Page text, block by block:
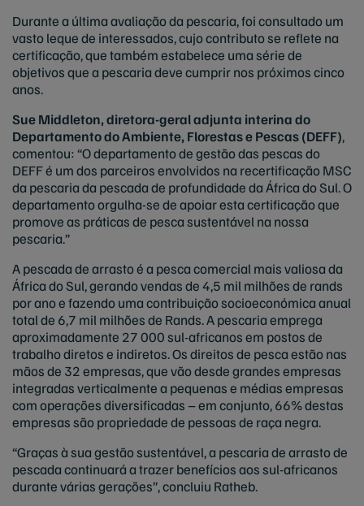
Durante a última avaliação da pescaria, foi consultado um
vasto leque de interessados, cujo contributo se reflete na
certificação, que também estabelece uma série de
objetivos que a pescaria deve cumprir nos próximos cinco
anos.
Sue Middleton, diretora-geral adjunta interina do
Departamento do Ambiente, Florestas e Pescas (DEFF),
comentou: “O departamento de gestão das pescas do
DEFF é um dos parceiros envolvidos na recertificação MSC
da pescaria da pescada de profundidade da África do Sul. O
departamento orgulha-se de apoiar esta certificação que
promove as práticas de pesca sustentável na nossa
pescaria.”
A pescada de arrasto é a pesca comercial mais valiosa da
África do Sul, gerando vendas de 4,5 mil milhões de rands
por ano e fazendo uma contribuição socioeconómica anual
total de 6,7 mil milhões de Rands. A pescaria emprega
aproximadamente 27 000 sul-africanos em postos de
trabalho diretos e indiretos. Os direitos de pesca estão nas
mãos de 32 empresas, que vão desde grandes empresas
integradas verticalmente a pequenas e médias empresas
com operações diversificadas – em conjunto, 66% destas
empresas são propriedade de pessoas de raça negra.
“Graças à sua gestão sustentável, a pescaria de arrasto de
pescada continuará a trazer benefícios aos sul-africanos
durante várias gerações”, concluiu Ratheb.